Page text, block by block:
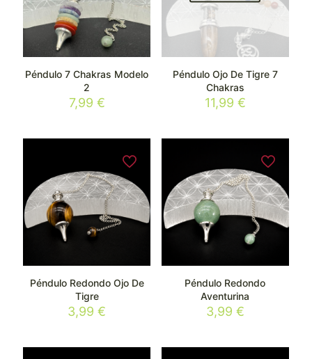
Péndulo 7 Chakras Modelo
2
7,99 €
Péndulo Ojo De Tigre 7
Chakras
11,99 €
Péndulo Redondo Ojo De
Tigre
3,99€
Péndulo Redondo
Aventurina
3,99 €